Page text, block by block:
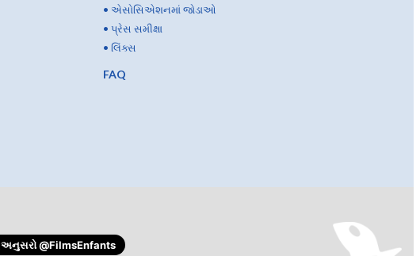
• એસોસિએશનમાં જોડાઓ
• પ્રેસ સમીક્ષા
• લિંક્સ
FAQ
અનુસરો@FilmsEnfants